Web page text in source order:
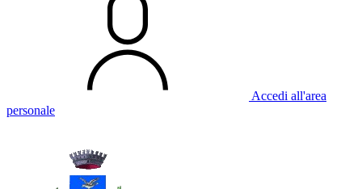
Accedi all'area
personale